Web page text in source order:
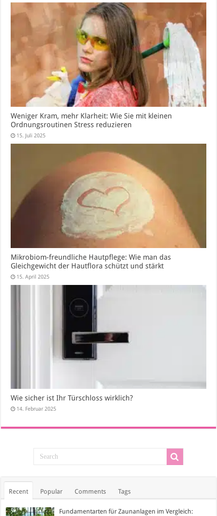
Weniger Kram, mehr Klarheit: Wie Sie mit kleinen
Ordnungsroutinen Stress reduzieren
15. Juli 2025
Mikrobiom-freundliche Hautpflege: Wie man das
Gleichgewicht der Hautflora schützt und stärkt
15. April 2025
Wie sicher ist Ihr Türschloss wirklich?
14. Februar 2025
Recent Popular Comments Tags
Fundamentarten für Zaunanlagen im Vergleich: